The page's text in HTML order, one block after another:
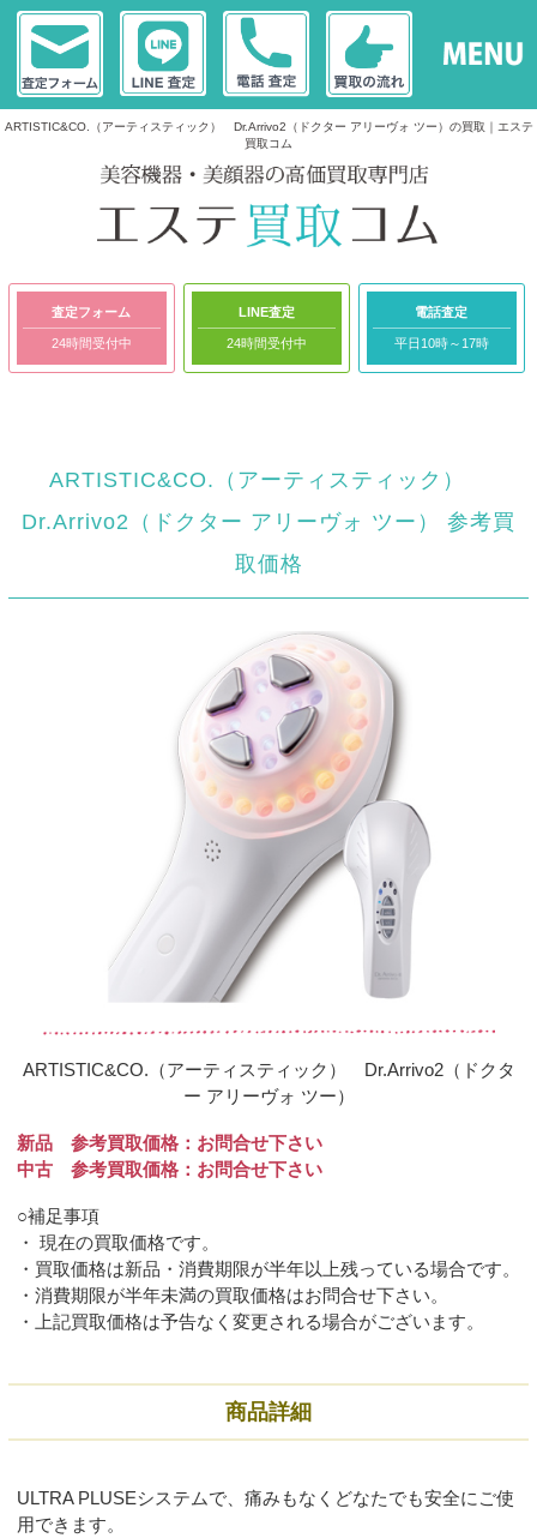
ARTISTIC&CO.（アーティスティック） Dr.Arrivo2（ドクター アリーヴォ ツー）の買取｜エステ
買取コム
査定フォーム
24時間受付中
LINE査定
24時間受付中
電話査定
平日10時～17時
ARTISTIC&CO.（アーティスティック）
Dr.Arrivo2（ドクター アリーヴォ ツー） 参考買
取価格
ARTISTIC&CO.（アーティスティック） Dr.Arrivo2（ドクタ
ー アリーヴォ ツー）
新品 参考買取価格：お問合せ下さい
中古 参考買取価格：お問合せ下さい
○補足事項
・ 現在の買取価格です。
・買取価格は新品・消費期限が半年以上残っている場合です。
・消費期限が半年未満の買取価格はお問合せ下さい。
・上記買取価格は予告なく変更される場合がございます。
商品詳細
ULTRA PLUSEシステムで、痛みもなくどなたでも安全にご使
用できます。